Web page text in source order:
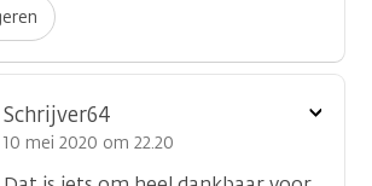
Schrijver64
10 mei 2020 om 22.20
Toon